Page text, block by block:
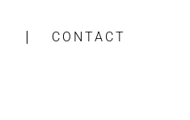
CONTACT